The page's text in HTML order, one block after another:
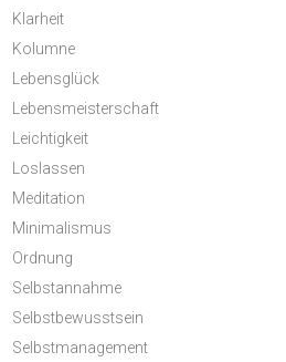
Klarheit
Kolumne
Lebensglück
Lebensmeisterschaft
Leichtigkeit
Loslassen
Meditation
Minimalismus
Ordnung
Selbstannahme
Selbstbewusstsein
Selbstmanagement